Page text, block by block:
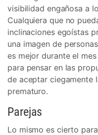
visibilidad engañosa a
Cualquiera que no
inclinaciones egoístas
una imagen de
es mejor durante el
para pensar en las
de aceptar ciegamente
prematuro.
Parejas
Lo mismo es cierto